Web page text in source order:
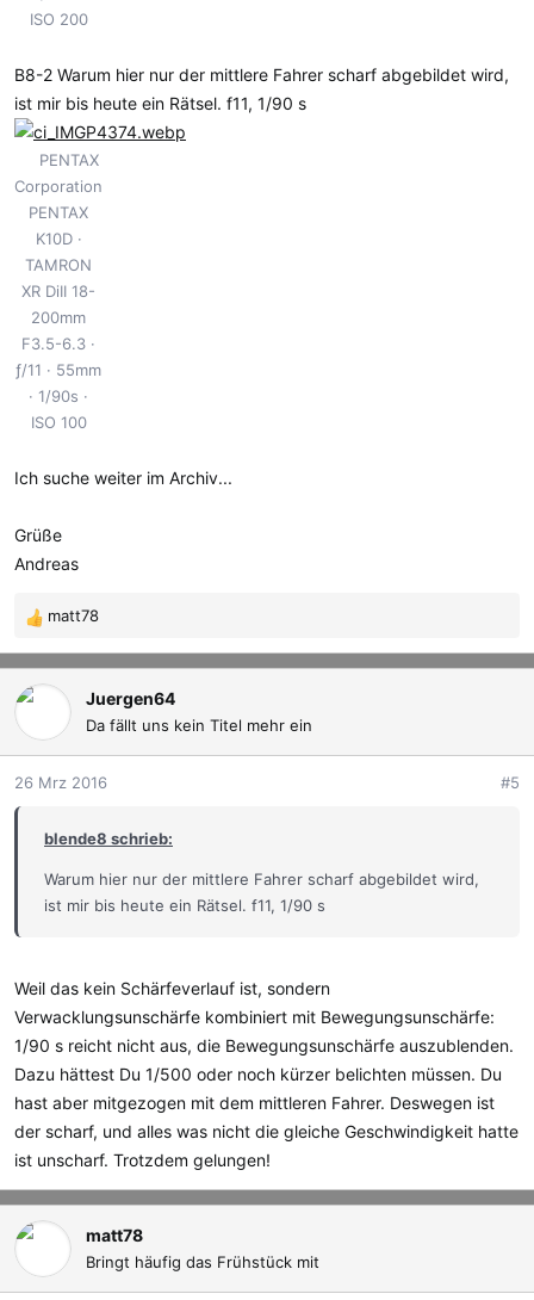
ISO 200
B8-2 Warum hier nur der mittlere Fahrer scharf abgebildet wird,
ist mir bis heute ein Rätsel. f11, 1/90 s
PENTAX
Corporation
PENTAX
K10D
TAMRON
XR DiII 18-
200mm
F3.5-6.3
ƒ/11
55mm
1/90s
ISO 100
Ich suche weiter im Archiv...
Grüße
Andreas
R
e
a
k
n
matt78
Juergen64
Da fällt uns kein Titel mehr ein
26 Mrz 2016 #5
blende8 schrieb:
Warum hier nur der mittlere Fahrer scharf abgebildet wird,
ist mir bis heute ein Rätsel. f11, 1/90 s
Weil das kein Schärfeverlauf ist, sondern
Verwacklungsunschärfe kombiniert mit Bewegungsunschärfe:
1/90 s reicht nicht aus, die Bewegungsunschärfe auszublenden.
Dazu hättest Du 1/500 oder noch kürzer belichten müssen. Du
hast aber mitgezogen mit dem mittleren Fahrer. Deswegen ist
der scharf, und alles was nicht die gleiche Geschwindigkeit hatte
ist unscharf. Trotzdem gelungen!
matt78
Bringt häufig das Frühstück mit